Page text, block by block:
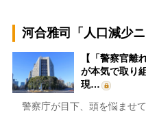
河合雅司「人口減少ニ
【「警察官離
が本気で取り
現…
警察庁が目下、頭を悩ませ